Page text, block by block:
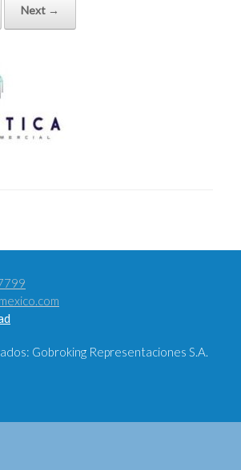
Next →
Gobroking Representaciones S.A.